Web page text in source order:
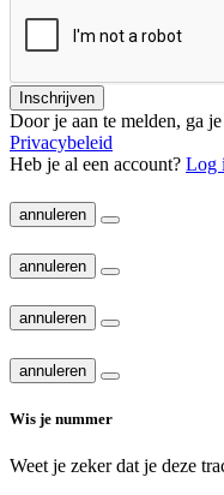
Inschrijven
Door je aan te melden, ga
Privacybeleid
Heb je al een account? Log
annuleren
annuleren
annuleren
annuleren
Wis je nummer
Weet je zeker dat je deze